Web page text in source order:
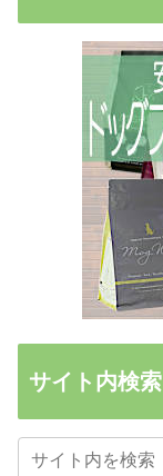
サイト内検索